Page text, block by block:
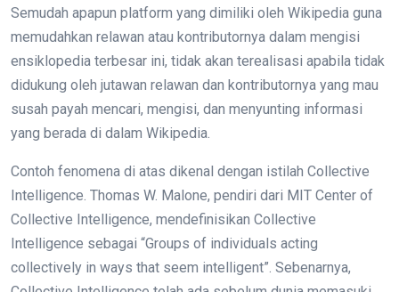
Semudah apapun platform yang dimiliki oleh Wikipedia guna
memudahkan relawan atau kontributornya dalam mengisi
ensiklopedia terbesar ini, tidak akan terealisasi apabila tidak
didukung oleh jutawan relawan dan kontributornya yang mau
susah payah mencari, mengisi, dan menyunting informasi
yang berada di dalam Wikipedia.
Contoh fenomena di atas dikenal dengan istilah Collective
Intelligence. Thomas W. Malone, pendiri dari MIT Center of
Collective Intelligence, mendefinisikan Collective
Intelligence sebagai “Groups of individuals acting
collectively in ways that seem intelligent”. Sebenarnya,